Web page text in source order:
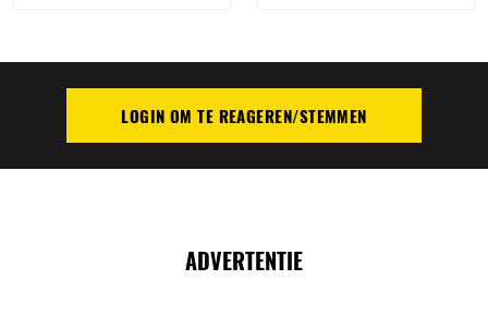
PLAATS REACTIELOGIN OM TE REAGEREN/STEMMEN
ADVERTENTIE